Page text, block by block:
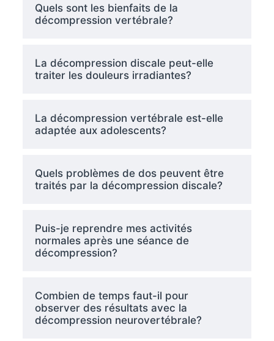
Quels sont les bienfaits de la
décompression vertébrale?
La décompression discale peut-elle
traiter les douleurs irradiantes?
La décompression vertébrale est-elle
adaptée aux adolescents?
Quels problèmes de dos peuvent être
traités par la décompression discale?
Puis-je reprendre mes activités
normales après une séance de
décompression?
Combien de temps faut-il pour
observer des résultats avec la
décompression neurovertébrale?